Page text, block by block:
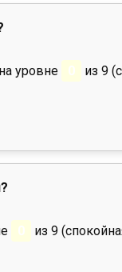
уровне 0 из 9
0 из 9